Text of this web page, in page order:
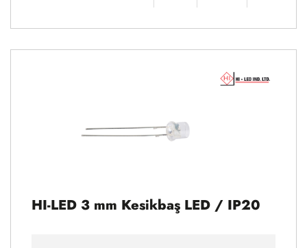
HI-LED 3 mm Kesikbaş LED / IP20